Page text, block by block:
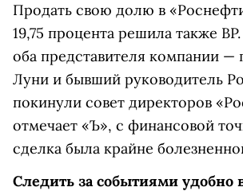
Продать свою долю в
19,75 процента решила также
оба представителя компании —
Луни и бывший руководитель
покинули совет директоров
отмечает «Ъ», с финансовой
сделка была крайне
Следить за событиями удобно